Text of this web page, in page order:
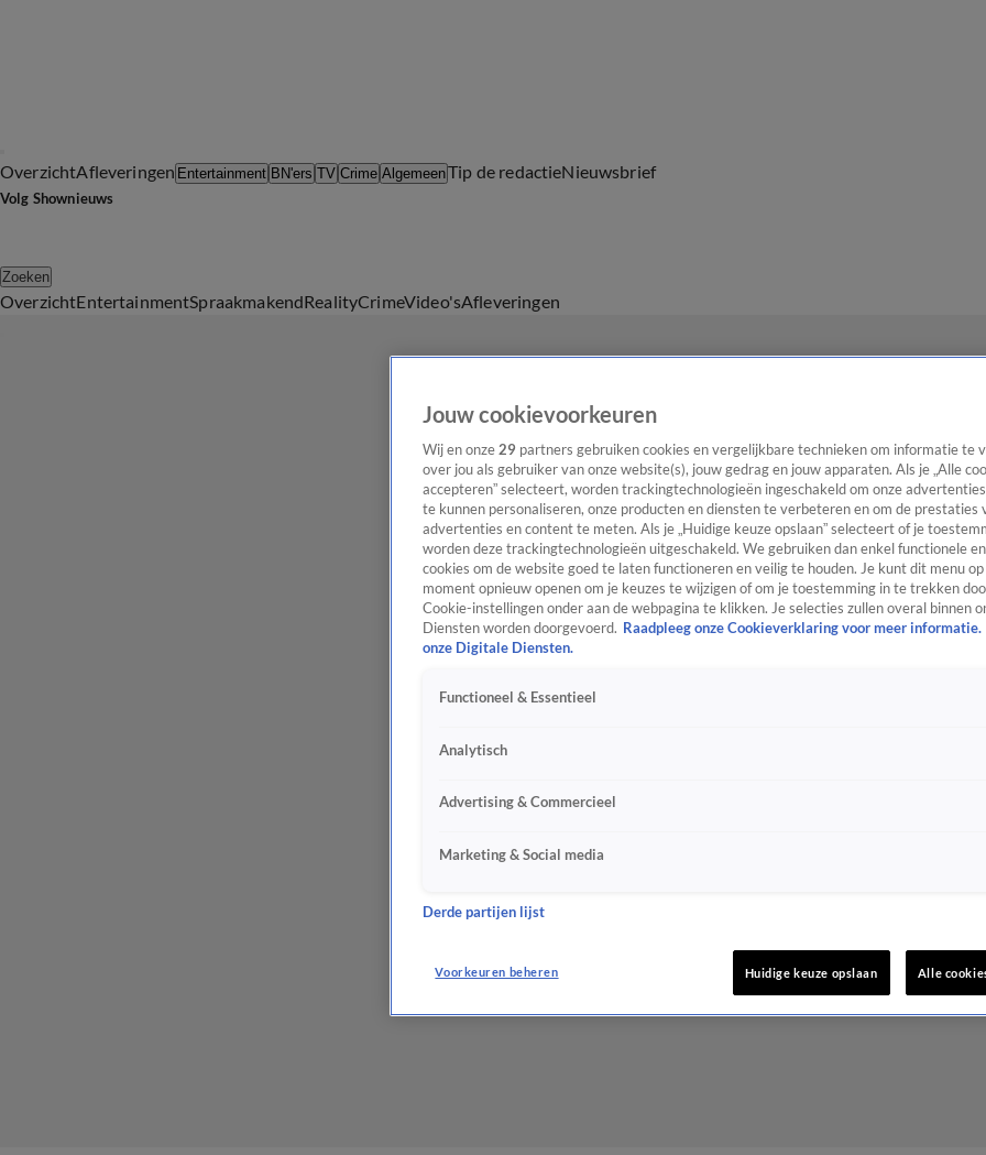
OverzichtAfleveringen Entertainment BN'ers TV Crime AlgemeenTip de redactieNieuwsbrief
Volg Shownieuws
Zoeken
OverzichtEntertainmentSpraakmakendRealityCrimeVideo'sAfleveringen
Jouw cookievoorkeuren
Wij en onze 29 partners gebruiken cookies en vergelijkbare technieken om informatie te
over jou als gebruiker van onze website(s), jouw gedrag en jouw apparaten. Als je „Alle
accepteren” selecteert, worden trackingtechnologieën ingeschakeld om onze
te kunnen personaliseren, onze producten en diensten te verbeteren en om de prestaties
advertenties en content te meten. Als je „Huidige keuze opslaan” selecteert of je
worden deze trackingtechnologieën uitgeschakeld. We gebruiken dan enkel functionele
cookies om de website goed te laten functioneren en veilig te houden. Je kunt dit menu
moment opnieuw openen om je keuzes te wijzigen of om je toestemming in te trekken
Cookie-instellingen onder aan de webpagina te klikken. Je selecties zullen overal binnen
Diensten worden doorgevoerd. Raadpleeg onze Cookieverklaring voor meer informatie.
onze Digitale Diensten.
Functioneel & Essentieel
Analytisch
Advertising & Commercieel
Marketing & Social media
Derde partijen lijst
Voorkeuren beheren Huidige keuze opslaan Alle